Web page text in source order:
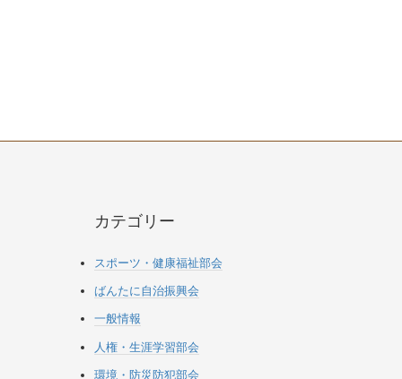
カテゴリー
スポーツ・健康福祉部会
ばんたに自治振興会
一般情報
人権・生涯学習部会
環境・防災防犯部会